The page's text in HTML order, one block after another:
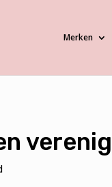
Merken